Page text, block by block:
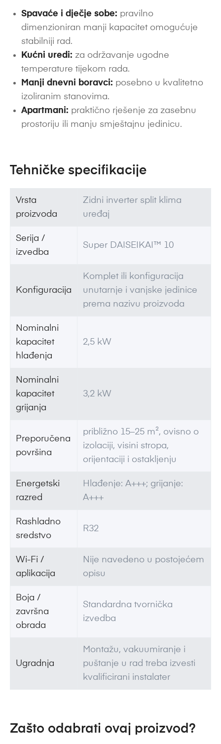
Spavaće i dječje sobe: pravilno
dimenzioniran manji kapacitet omogućuje
stabilniji rad.
Kućni uredi: za održavanje ugodne
temperature tijekom rada.
Manji dnevni boravci: posebno u kvalitetno
izoliranim stanovima.
Apartmani: praktično rješenje za zasebnu
prostoriju ili manju smještajnu jedinicu.
Tehničke specifikacije
Vrsta
proizvoda
Zidni inverter split klima
uređaj
Serija /
izvedba
Super DAISEIKAI™ 10
Konfiguracija
Komplet ili konfiguracija
unutarnje i vanjske jedinice
prema nazivu proizvoda
Nominalni
kapacitet
hlađenja
2,5 kW
Nominalni
kapacitet
grijanja
3,2 kW
Preporučena
površina
približno 15–25 m², ovisno o
izolaciji, visini stropa,
orijentaciji i ostakljenju
Energetski
razred
Hlađenje: A+++; grijanje:
A+++
Rashladno
sredstvo
R32
Wi-Fi /
aplikacija
Nije navedeno u postojećem
opisu
Boja /
završna
obrada
Standardna tvornička
izvedba
Ugradnja
Montažu, vakuumiranje i
puštanje u rad treba izvesti
kvalificirani instalater
Zašto odabrati ovaj proizvod?